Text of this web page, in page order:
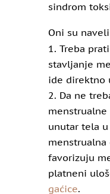
sindrom
Oni su
Treba
stavljanje
ide direktno
Da ne
unutar tela
menstrualna
favorizuju
platneni
gaćice.